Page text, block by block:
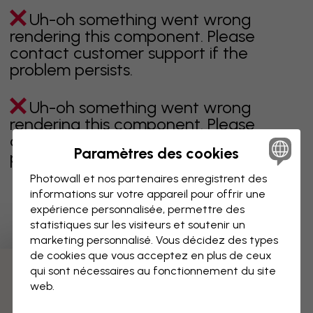
Uh-oh something went wrong
rendering this component. Please
contact customer support if the
problem persists.
Uh-oh something went wrong
rendering this component. Please
contact customer support if the
problem persists.
Page 1 sur 4 pages
Découvrez plus de catégories
Paramètres des cookies
Photowall et nos partenaires enregistrent des
informations sur votre appareil pour offrir une
expérience personnalisée, permettre des
statistiques sur les visiteurs et soutenir un
marketing personnalisé. Vous décidez des types
de cookies que vous acceptez en plus de ceux
qui sont nécessaires au fonctionnement du site
web.